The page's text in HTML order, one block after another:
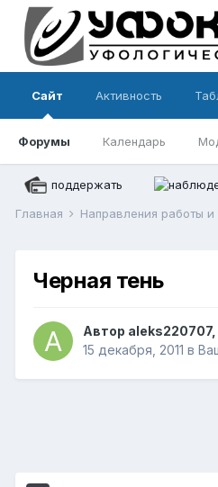
Сайт
Форумы Календарь
Активность
поддержать
Главная Направления работы
Черная тень
Автор aleks220707,
15 декабря, 2011 в